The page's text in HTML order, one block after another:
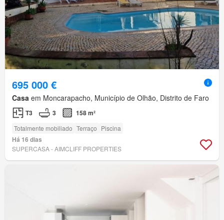
695 000 €
Casa em Moncarapacho, Município de Olhão, Distrito de Faro
T3 3 158 m²
Totalmente mobiliado Terraço Piscina
Há 16 dias
SUPERCASA - AIMCLIFF PROPERTIES